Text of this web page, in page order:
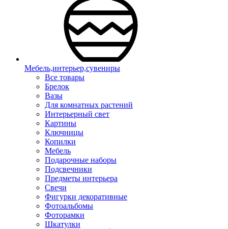
Мебель,интерьер,сувениры
Все товары
Брелок
Вазы
Для комнатных растений
Интерьерный свет
Картины
Ключницы
Копилки
Мебель
Подарочные наборы
Подсвечники
Предметы интерьера
Свечи
Фигурки декоративные
Фотоальбомы
Фоторамки
Шкатулки